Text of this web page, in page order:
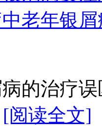
老年银
治疗误
[阅读全文]